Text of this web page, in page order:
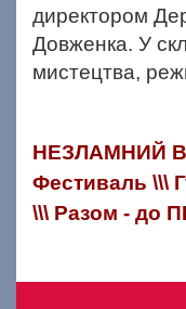
директором
Довженка. У
мистецтва,
НЕЗЛАМНИЙ
Фестиваль \\\
\\\ Разом - до